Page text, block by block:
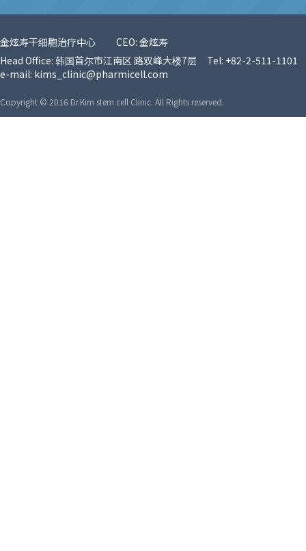
金炫寿干细胞治疗中心
CEO: 金炫寿
Head Office: 韩国首尔市江南区 路双峰大楼7层
Tel: +82-2-511-1101
e-mail: kims_clinic@pharmicell.com
Copyright © 2016 Dr.Kim stem cell Clinic. All Rights reserved.